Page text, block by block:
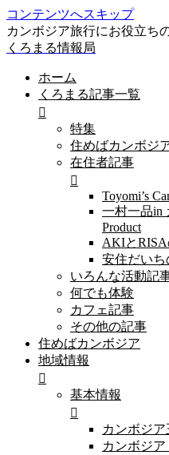
コンテンツへスキップ
カンボジア旅行にお役立ち
くろまる情報局
ホーム
くろまる記事一覧
特集
住めばカンボジ
在住者記事
Toyomi’s
一村一品in
Product
AKIと
安住だい
いろんな活動記
何でも体験
カフェ記事
その他の記事
住めばカンボジア
地域情報
基本情報
カンボジ
カンボジ